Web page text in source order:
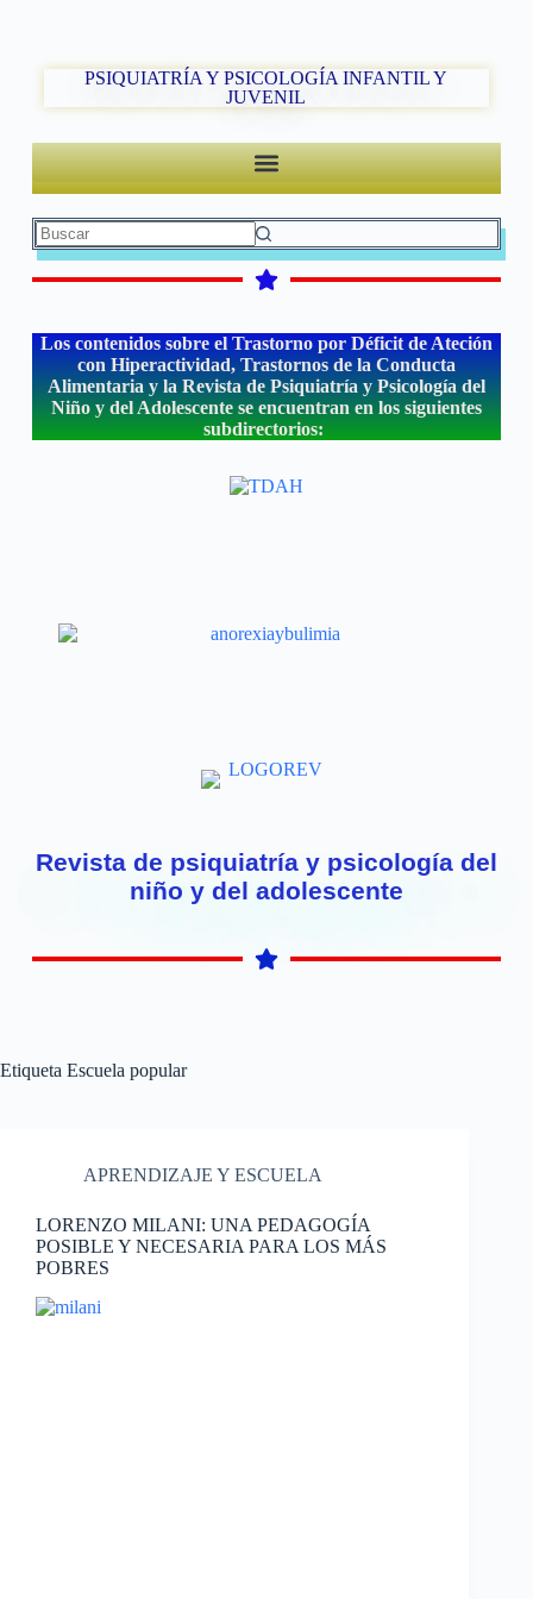
PSIQUIATRÍA Y PSICOLOGÍA INFANTIL Y
JUVENIL
Los contenidos sobre el Trastorno por Déficit de Ateción
con Hiperactividad, Trastornos de la Conducta
Alimentaria y la Revista de Psiquiatría y Psicología del
Niño y del Adolescente se encuentran en los siguientes
subdirectorios:
Revista de psiquiatría y psicología del
niño y del adolescente
Etiqueta Escuela popular
APRENDIZAJE Y ESCUELA
LORENZO MILANI: UNA PEDAGOGÍA
POSIBLE Y NECESARIA PARA LOS MÁS
POBRES